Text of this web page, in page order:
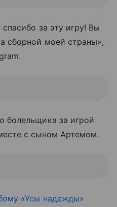
за эту игру! Вы
сборной моей страны»,
болельщика за игрой
с сыном Артемом.
«Усы надежды»